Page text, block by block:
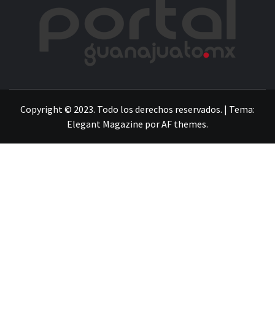
Copyright © 2023. Todo los derechos reservados. | Tema:
Elegant Magazine porAF themes.